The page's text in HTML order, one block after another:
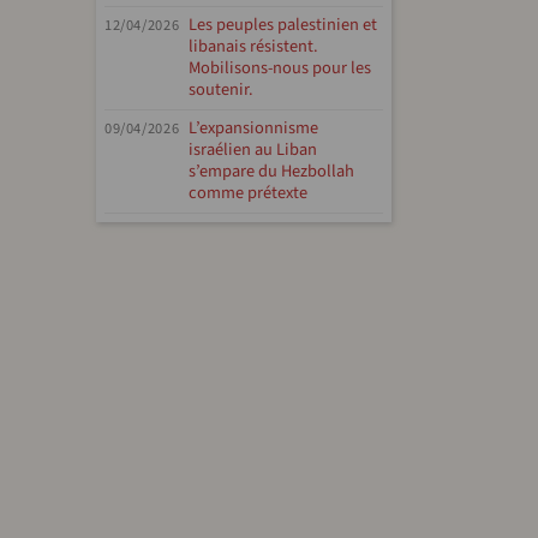
12/04/2026 Les peuples palestinien et
libanais résistent.
Mobilisons-nous pour les
soutenir.
09/04/2026 L’expansionnisme
israélien au Liban
s’empare du Hezbollah
comme prétexte